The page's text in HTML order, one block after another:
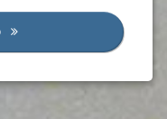
Estado De Alarma Y